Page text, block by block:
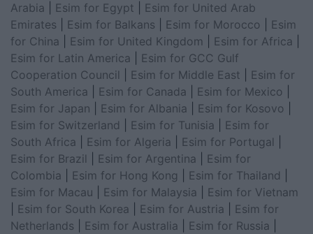
Arabia
Esim for Egypt
Esim for United Arab
Emirates
Esim for Balkans Esim for Morocco
Esim
for China
Esim for United Kingdom Esim for Africa
Esim for Latin America
Esim for GCC Gulf
Cooperation Council
Esim for Middle East
Esim for
South America
Esim for Canada Esim for Mexico
Esim for Japan
Esim for Albania Esim for Kosovo
Esim for Switzerland
Esim for Tunisia
Esim for
South Africa
Esim for Algeria Esim for Portugal
Esim for Brazil
Esim for Argentina
Esim for
Colombia
Esim for Hong Kong Esim for Thailand
Esim for Macau
Esim for Malaysia
Esim for Vietnam
Esim for South Korea Esim for Austria
Esim for
Netherlands
Esim for Australia Esim for Russia